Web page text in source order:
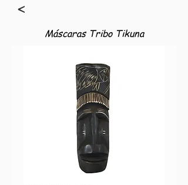
<
Máscaras Tribo Tikuna